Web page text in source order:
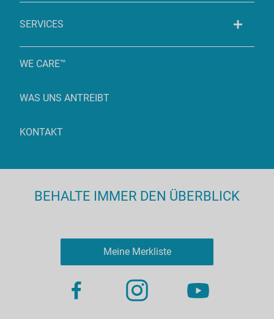
SERVICES
WE CARE™
WAS UNS ANTREIBT
KONTAKT
BEHALTE IMMER DEN ÜBERBLICK
Meine Merkliste